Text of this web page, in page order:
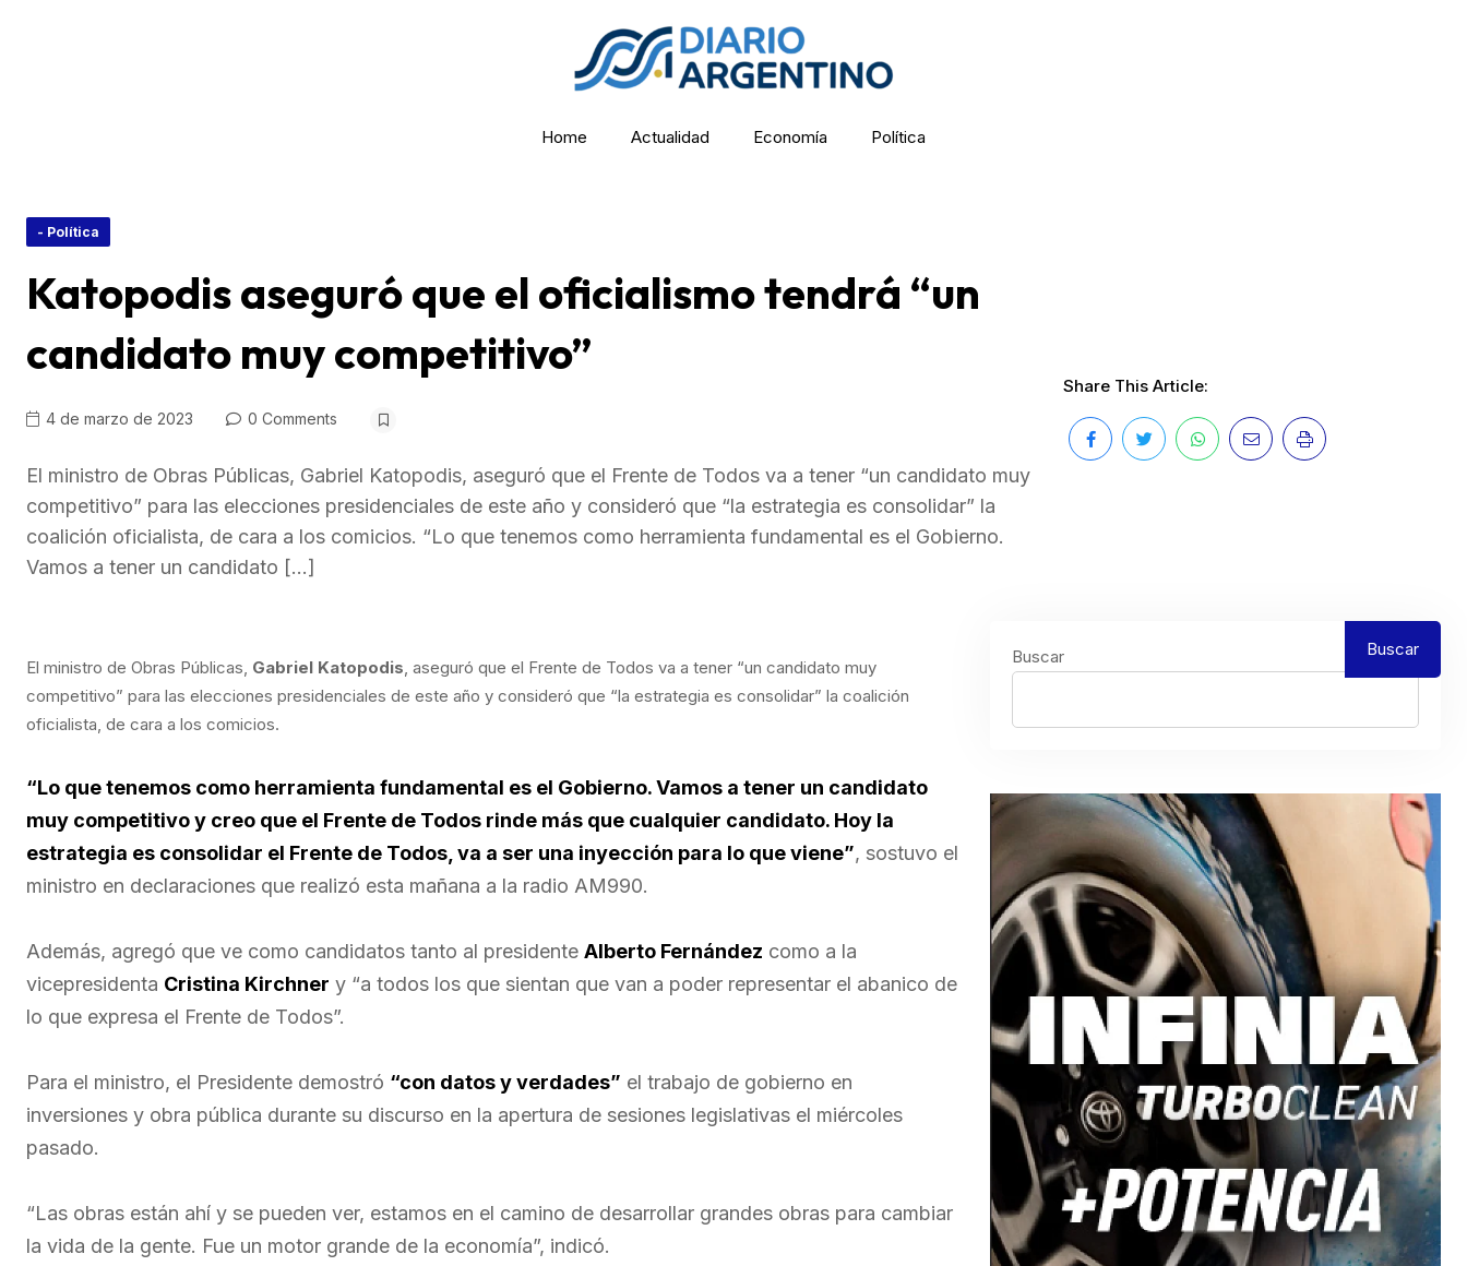
Home Actualidad Economía Política
- Política
Katopodis aseguró que el oficialismo tendrá “un
candidato muy competitivo”
4 de marzo de 2023 0 Comments
El ministro de Obras Públicas, Gabriel Katopodis, aseguró que el Frente de Todos va a tener “un candidato muy
competitivo” para las elecciones presidenciales de este año y consideró que “la estrategia es consolidar” la
coalición oficialista, de cara a los comicios. “Lo que tenemos como herramienta fundamental es el Gobierno.
Vamos a tener un candidato […]
Share This Article:
El ministro de Obras Públicas, Gabriel Katopodis, aseguró que el Frente de Todos va a tener “un candidato muy
competitivo” para las elecciones presidenciales de este año y consideró que “la estrategia es consolidar” la coalición
oficialista, de cara a los comicios.
“Lo que tenemos como herramienta fundamental es el Gobierno. Vamos a tener un candidato
muy competitivo y creo que el Frente de Todos rinde más que cualquier candidato. Hoy la
estrategia es consolidar el Frente de Todos, va a ser una inyección para lo que viene”, sostuvo el
ministro en declaraciones que realizó esta mañana a la radio AM990.
Además, agregó que ve como candidatos tanto al presidente Alberto Fernández como a la
vicepresidenta Cristina Kirchner y “a todos los que sientan que van a poder representar el abanico de
lo que expresa el Frente de Todos”.
Para el ministro, el Presidente demostró “con datos y verdades” el trabajo de gobierno en
inversiones y obra pública durante su discurso en la apertura de sesiones legislativas el miércoles
pasado.
“Las obras están ahí y se pueden ver, estamos en el camino de desarrollar grandes obras para cambiar
la vida de la gente. Fue un motor grande de la economía”, indicó.
Buscar Buscar